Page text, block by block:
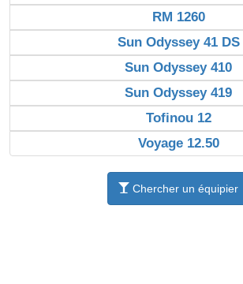
RM 1260
Sun Odyssey 41 DS
Sun Odyssey 410
Sun Odyssey 419
Tofinou 12
Voyage 12.50
Chercher un équipier